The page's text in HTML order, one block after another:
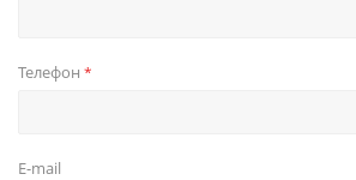
Телефон *
E-mail